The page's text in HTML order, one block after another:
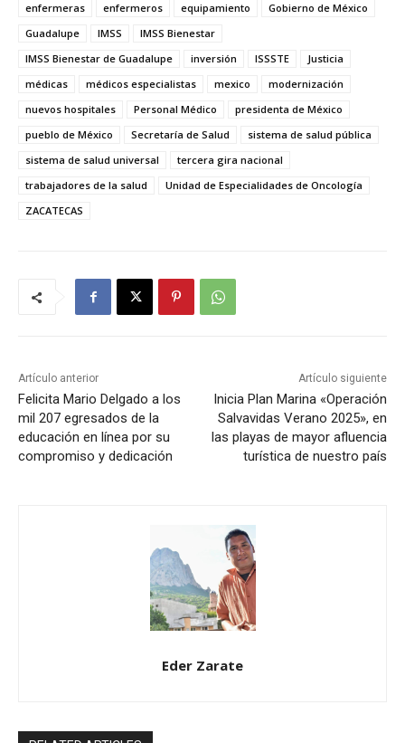
enfermeras
enfermeros equipamiento
Gobierno de México
Guadalupe
IMSS
IMSS Bienestar
IMSS Bienestar de Guadalupe
inversión ISSSTE
Justicia
médicas
médicos especialistas mexico
modernización
nuevos hospitales
Personal Médico
presidenta de México
pueblo de México
Secretaría de Salud
sistema de salud pública
sistema de salud universal
tercera gira nacional
trabajadores de la salud
Unidad de Especialidades de Oncología
ZACATECAS
Artículo anterior
Felicita Mario Delgado a los
mil 207 egresados de la
educación en línea por su
compromiso y dedicación
Artículo siguiente
Inicia Plan Marina «Operación
Salvavidas Verano 2025», en
las playas de mayor afluencia
turística de nuestro país
Eder Zarate